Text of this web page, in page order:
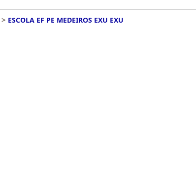
> ESCOLA EF PE MEDEIROS EXU EXU